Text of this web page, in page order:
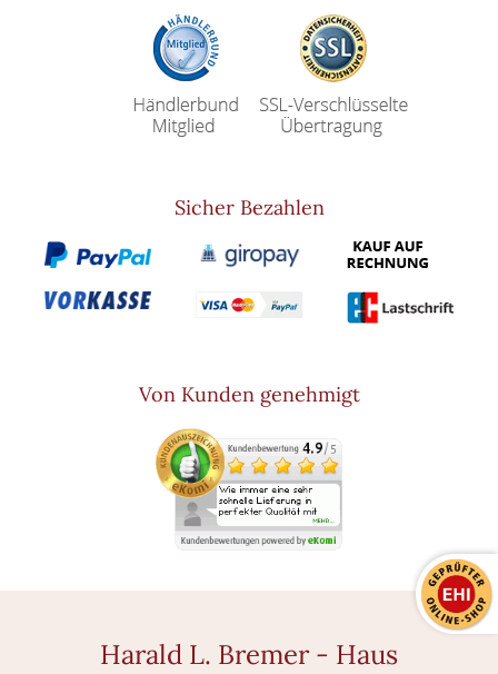
Sicher Bezahlen
Von Kunden genehmigt
Harald L. Bremer - Haus